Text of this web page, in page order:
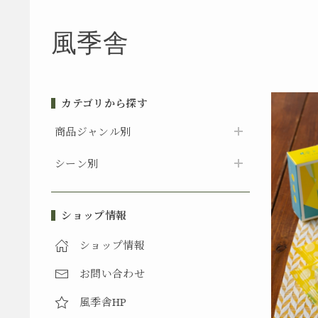
風季舎
カテゴリから探す
商品ジャンル別
シーン別
ショップ情報
ショップ情報
お問い合わせ
風季舎HP